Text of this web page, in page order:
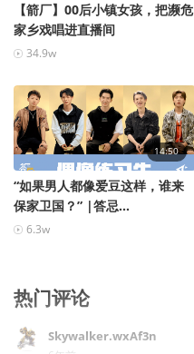
【箭厂】00后小镇女孩，把濒危
家乡戏唱进直播间
34.9w
14:50
“如果男人都像爱豆这样，谁来
保家卫国？” |答忌...
6.3w
热门评论
Skywalker.wxAf3n